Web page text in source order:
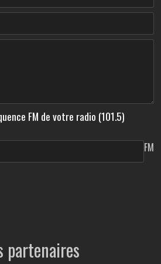
FM de votre radio (101.5)
FM
partenaires